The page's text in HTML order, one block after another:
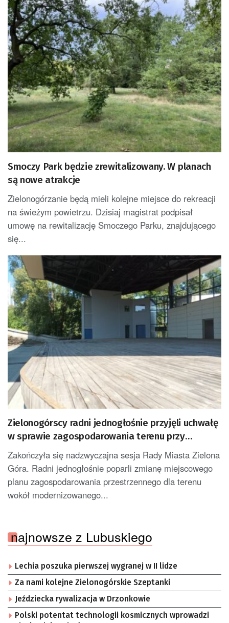
Smoczy Park będzie zrewitalizowany. W planach
są nowe atrakcje
Zielonogórzanie będą mieli kolejne miejsce do rekreacji
na świeżym powietrzu. Dzisiaj magistrat podpisał
umowę na rewitalizację Smoczego Parku, znajdującego
się...
Zielonogórscy radni jednogłośnie przyjęli uchwałę
w sprawie zagospodarowania terenu przy
amfiteatrze
Zakończyła się nadzwyczajna sesja Rady Miasta Zielona
Góra. Radni jednogłośnie poparli zmianę miejscowego
planu zagospodarowania przestrzennego dla terenu
wokół modernizowanego...
najnowsze z Lubuskiego
Lechia poszuka pierwszej wygranej w II lidze
Za nami kolejne Zielonogórskie Szeptanki
Jeździecka rywalizacja w Drzonkowie
Polski potentat technologii kosmicznych wprowadzi